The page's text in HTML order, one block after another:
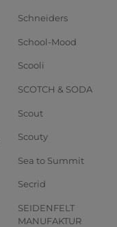
Schneiders
School-Mood
Scooli
SCOTCH & SODA
Scout
Scouty
Sea to Summit
Secrid
SEIDENFELT
MANUFAKTUR